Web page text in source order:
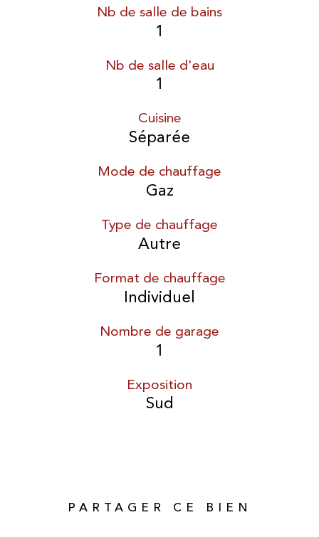
Nb de salle de bains
1
Nb de salle d'eau
1
Cuisine
Séparée
Mode de chauffage
Gaz
Type de chauffage
Autre
Format de chauffage
Individuel
Nombre de garage
1
Exposition
Sud
PARTAGER CE BIEN